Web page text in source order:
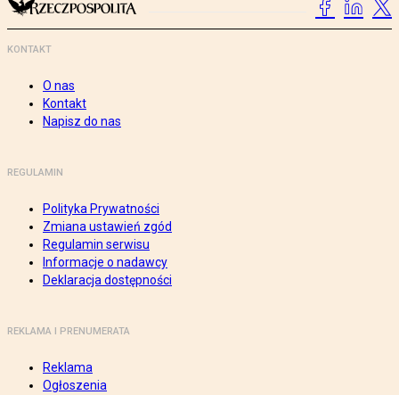
KONTAKT
O nas
Kontakt
Napisz do nas
REGULAMIN
Polityka Prywatności
Zmiana ustawień zgód
Regulamin serwisu
Informacje o nadawcy
Deklaracja dostępności
REKLAMA I PRENUMERATA
Reklama
Ogłoszenia